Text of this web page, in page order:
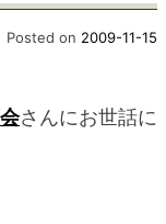
Posted on 2009-11-15
さんにお世話に